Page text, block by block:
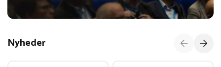
Nyheder